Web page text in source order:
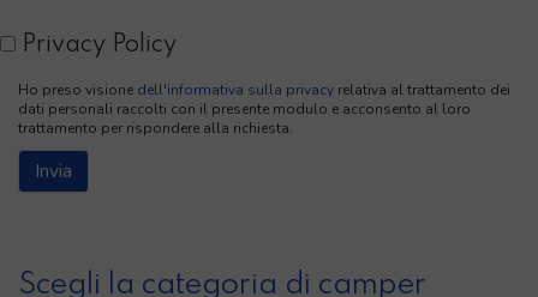
Privacy Policy
Ho preso visione dell'informativa sulla privacy relativa al trattamento dei
dati personali raccolti con il presente modulo e acconsento al loro
trattamento per rispondere alla richiesta.
Scegli la categoria di camper